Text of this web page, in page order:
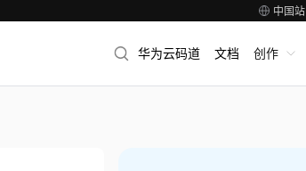
中国站
华为云码道 文档 创作